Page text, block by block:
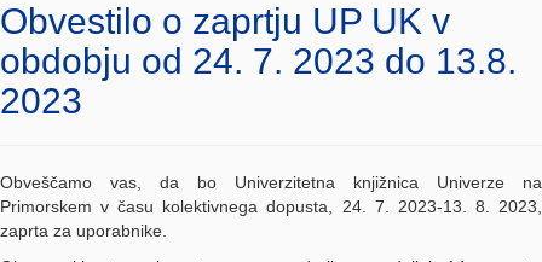
Obvestilo o zaprtju UP UK v
obdobju od 24. 7. 2023 do 13.8.
2023
Obveščamo vas, da bo Univerzitetna knjižnica Univerze na
Primorskem v času kolektivnega dopusta, 24. 7. 2023-13. 8. 2023,
zaprta za uporabnike.